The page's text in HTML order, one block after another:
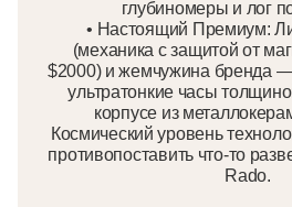
глубиномеры и лог
• Настоящий Премиум:
(механика с защитой от
$2000) и жемчужина бренда
ультратонкие часы
корпусе из
Космический уровень
противопоставить что-то
Rado.